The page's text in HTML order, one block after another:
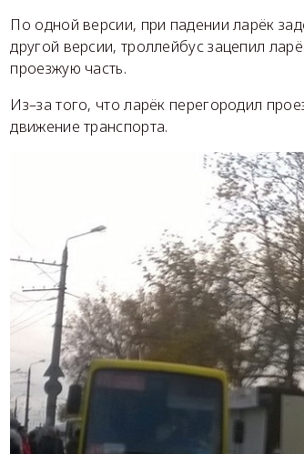
По одной версии, при падении ларёк
другой версии, троллейбус зацепил
проезжую часть.
Из–за того, что ларёк перегородил
движение транспорта.